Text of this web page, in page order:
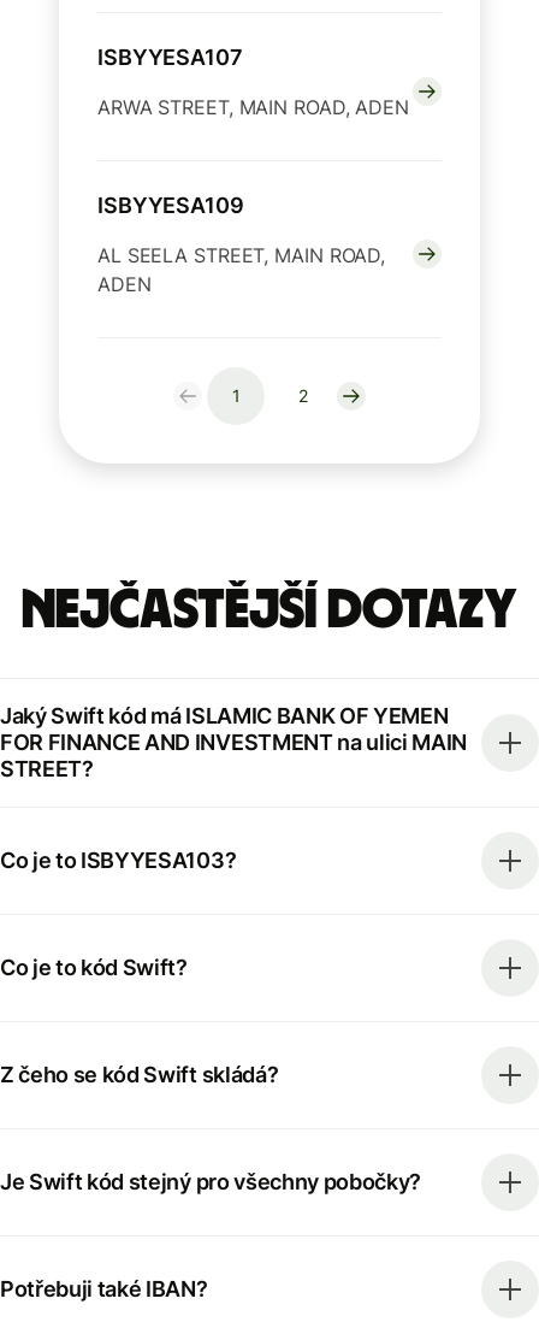
ISBYYESA107
ARWA STREET, MAIN ROAD, ADEN
ISBYYESA109
AL SEELA STREET, MAIN ROAD,
ADEN
1 2
Nejčastější dotazy
Jaký Swift kód má ISLAMIC BANK OF YEMEN
FOR FINANCE AND INVESTMENT na ulici MAIN
STREET?
Co je to ISBYYESA103?
Co je to kód Swift?
Z čeho se kód Swift skládá?
Je Swift kód stejný pro všechny pobočky?
Potřebuji také IBAN?